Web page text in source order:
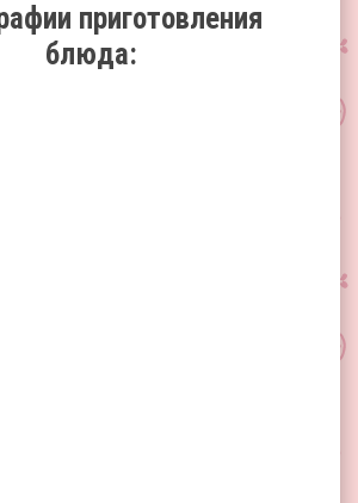
приготовления
блюда: